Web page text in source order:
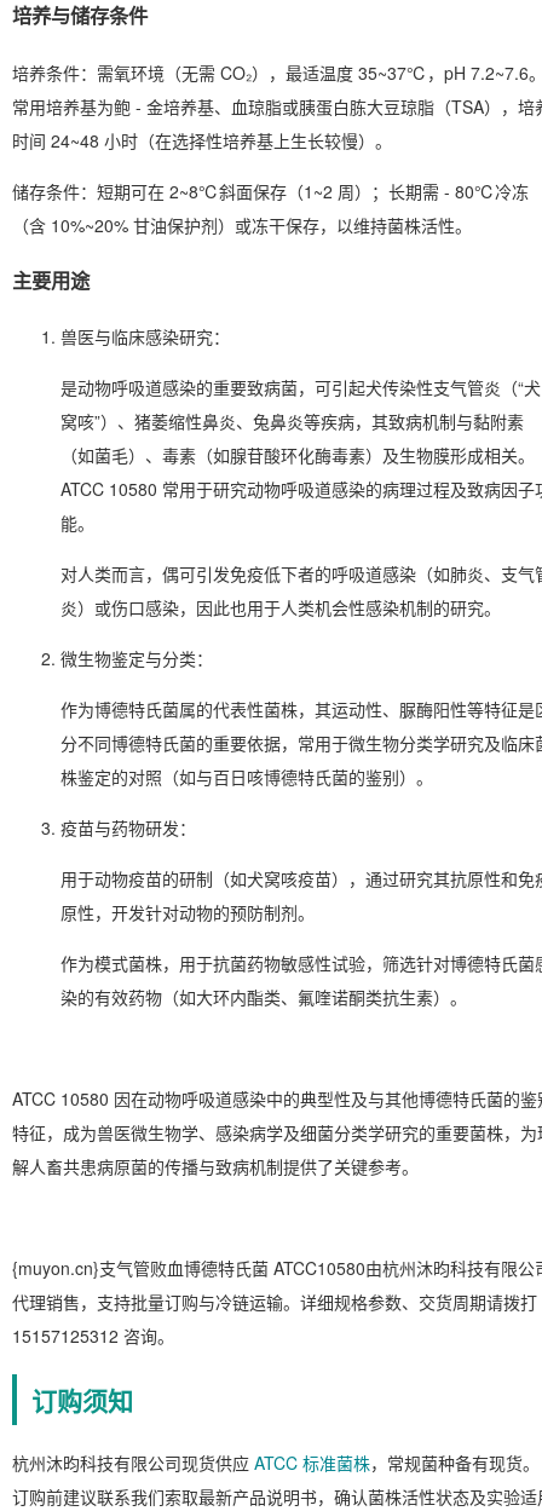
培养与储存条件
培养条件：需氧环境（无需 CO₂），最适温度 35~37℃，pH 7.2~7.6
常用培养基为鲍 - 金培养基、血琼脂或胰蛋白胨大豆琼脂（TSA），培
时间 24~48 小时（在选择性培养基上生长较慢）。
储存条件：短期可在 2~8℃斜面保存（1~2 周）；长期需 - 80℃冷冻
（含 10%~20% 甘油保护剂）或冻干保存，以维持菌株活性。
主要用途
兽医与临床感染研究：
是动物呼吸道感染的重要致病菌，可引起犬传染性支气管炎（“犬
窝咳”）、猪萎缩性鼻炎、兔鼻炎等疾病，其致病机制与黏附素
（如菌毛）、毒素（如腺苷酸环化酶毒素）及生物膜形成相关。
ATCC 10580 常用于研究动物呼吸道感染的病理过程及致病因子
能。
对人类而言，偶可引发免疫低下者的呼吸道感染（如肺炎、支气
炎）或伤口感染，因此也用于人类机会性感染机制的研究。
微生物鉴定与分类：
作为博德特氏菌属的代表性菌株，其运动性、脲酶阳性等特征是
分不同博德特氏菌的重要依据，常用于微生物分类学研究及临床
株鉴定的对照（如与百日咳博德特氏菌的鉴别）。
疫苗与药物研发：
用于动物疫苗的研制（如犬窝咳疫苗），通过研究其抗原性和免
原性，开发针对动物的预防制剂。
作为模式菌株，用于抗菌药物敏感性试验，筛选针对博德特氏菌
染的有效药物（如大环内酯类、氟喹诺酮类抗生素）。
ATCC 10580 因在动物呼吸道感染中的典型性及与其他博德特氏菌的鉴
特征，成为兽医微生物学、感染病学及细菌分类学研究的重要菌株，为
解人畜共患病原菌的传播与致病机制提供了关键参考。
{muyon.cn}支气管败血博德特氏菌 ATCC10580由杭州沐昀科技有限公
代理销售，支持批量订购与冷链运输。详细规格参数、交货周期请拨打
15157125312 咨询。
订购须知
杭州沐昀科技有限公司现货供应 ATCC 标准菌株，常规菌种备有现货。
订购前建议联系我们索取最新产品说明书，确认菌株活性状态及实验适